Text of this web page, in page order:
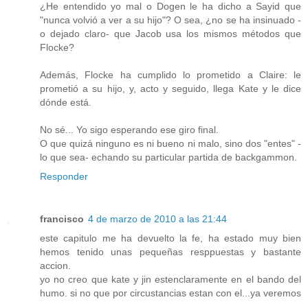
¿He entendido yo mal o Dogen le ha dicho a Sayid que
"nunca volvió a ver a su hijo"? O sea, ¿no se ha insinuado -
o dejado claro- que Jacob usa los mismos métodos que
Flocke?
Además, Flocke ha cumplido lo prometido a Claire: le
prometió a su hijo, y, acto y seguido, llega Kate y le dice
dónde está.
No sé... Yo sigo esperando ese giro final.
O que quizá ninguno es ni bueno ni malo, sino dos "entes" -
lo que sea- echando su particular partida de backgammon.
Responder
francisco 4 de marzo de 2010 a las 21:44
este capitulo me ha devuelto la fe, ha estado muy bien
hemos tenido unas pequeñas resppuestas y bastante
accion.
yo no creo que kate y jin estenclaramente en el bando del
humo. si no que por circustancias estan con el...ya veremos